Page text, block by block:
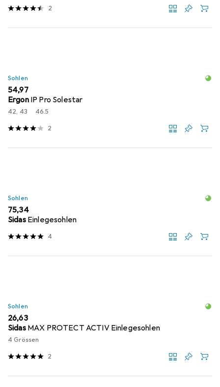
2
Sohlen
EUR
54,97
Ergon IP Pro Solestar
42, 43 46.5
2
Sohlen
EUR
75,34
Sidas Einlegesohlen
4
Sohlen
EUR
26,63
Sidas MAX PROTECT ACTIV Einlegesohlen
4 Grössen
2